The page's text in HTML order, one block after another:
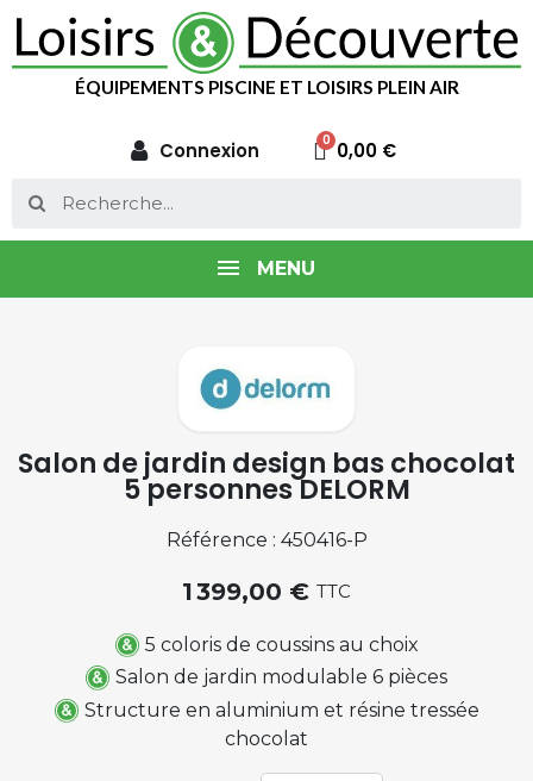
ÉQUIPEMENTS PISCINE ET LOISIRS PLEIN AIR
Connexion 0,00 €
MENU
Salon de jardin design bas chocolat
5 personnes DELORM
Référence : 450416-P
1 399,00 € TTC
5 coloris de coussins au choix
Salon de jardin modulable 6 pièces
Structure en aluminium et résine tressée
chocolat